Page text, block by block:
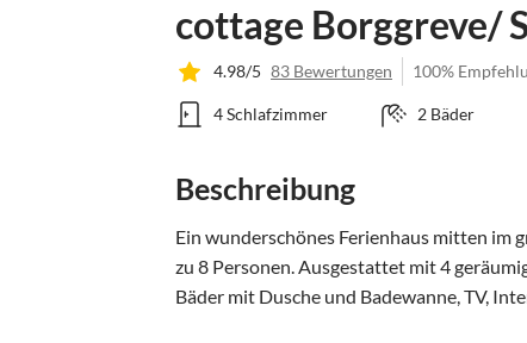
cottage Borggreve/
4.98/5 83 Bewertungen 100%
4 Schlafzimmer 2 Bäder
Beschreibung
Ein wunderschönes Ferienhaus mitten im
zu 8 Personen. Ausgestattet mit 4
Bäder mit Dusche und Badewanne, TV,